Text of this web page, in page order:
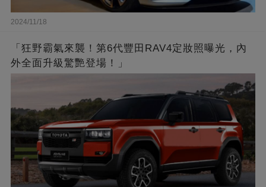
2024/11/18
「狂野霸氣來襲！第6代豐田RAV4定妝照曝光，內
外全面升級驚艷登場！」